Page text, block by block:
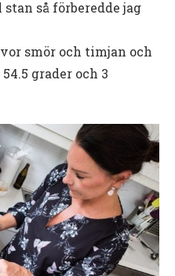
så förberedde jag
smör och timjan och
grader och 3